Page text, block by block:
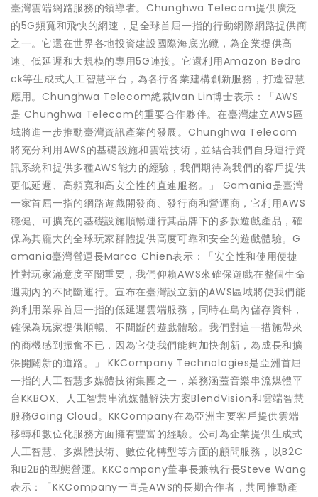
臺灣雲端網路服務的領導者。Chunghwa Telecom提供廣泛
的5G頻寬和飛快的網速，是全球首屈一指的行動網際網路提供商
之一。它還在世界各地投資建設國際海底光纜，為企業提供高
速、低延遲和大規模的專用5G連接。它還利用Amazon Bedro
ck等生成式人工智慧平台，為各行各業建構創新服務，打造智慧
應用。Chunghwa Telecom總裁Ivan Lin博士表示：「AWS
是 Chunghwa Telecom的重要合作夥伴。在臺灣建立AWS區
域將進一步推動臺灣資訊產業的發展。Chunghwa Telecom
將充分利用AWS的基礎設施和雲端技術，並結合我們自身運行資
訊系統和提供多種AWS能力的經驗，我們期待為我們的客戶提供
更低延遲、高頻寬和高安全性的直連服務。」 Gamania是臺灣
一家首屈一指的網路遊戲開發商、發行商和營運商，它利用AWS
穩健、可擴充的基礎設施順暢運行其品牌下的多款遊戲產品，確
保為其龐大的全球玩家群體提供高度可靠和安全的遊戲體驗。G
amania臺灣營運長Marco Chien表示：「安全性和使用便捷
性對玩家滿意度至關重要，我們仰賴AWS來確保遊戲在整個生命
週期內的不間斷運行。宣布在臺灣設立新的AWS區域將使我們能
夠利用業界首屈一指的低延遲雲端服務，同時在島內儲存資料，
確保為玩家提供順暢、不間斷的遊戲體驗。我們對這一措施帶來
的商機感到振奮不已，因為它使我們能夠加快創新，為成長和擴
張開闢新的道路。」 KKCompany Technologies是亞洲首屈
一指的人工智慧多媒體技術集團之一，業務涵蓋音樂串流媒體平
台KKBOX、人工智慧串流媒體解決方案BlendVision和雲端智慧
服務Going Cloud。KKCompany在為亞洲主要客戶提供雲端
移轉和數位化服務方面擁有豐富的經驗。公司為企業提供生成式
人工智慧、多媒體技術、數位化轉型等方面的顧問服務，以B2C
和B2B的型態營運。KKCompany董事長兼執行長Steve Wang
表示：「KKCompany一直是AWS的長期合作者，共同推動產